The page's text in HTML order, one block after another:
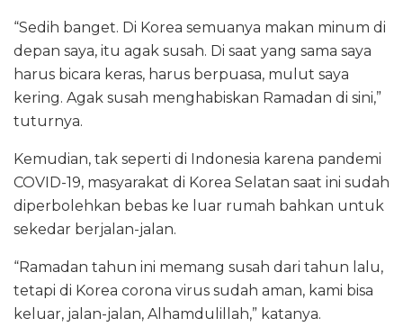
“Sedih banget. Di Korea semuanya makan minum di
depan saya, itu agak susah. Di saat yang sama saya
harus bicara keras, harus berpuasa, mulut saya
kering. Agak susah menghabiskan Ramadan di sini,”
tuturnya.
Kemudian, tak seperti di Indonesia karena pandemi
COVID-19, masyarakat di Korea Selatan saat ini sudah
diperbolehkan bebas ke luar rumah bahkan untuk
sekedar berjalan-jalan.
“Ramadan tahun ini memang susah dari tahun lalu,
tetapi di Korea corona virus sudah aman, kami bisa
keluar, jalan-jalan, Alhamdulillah,” katanya.